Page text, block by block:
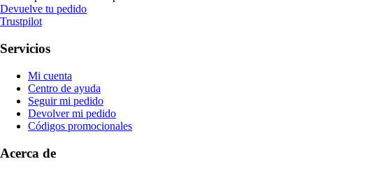
Devuelve tu pedido
Trustpilot
Servicios
Mi cuenta
Centro de ayuda
Seguir mi pedido
Devolver mi pedido
Códigos promocionales
Acerca de